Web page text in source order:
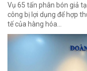
Vụ 65 tấn phân bón giả
công bị lợi dụng để hợp
tế của hàng hóa…